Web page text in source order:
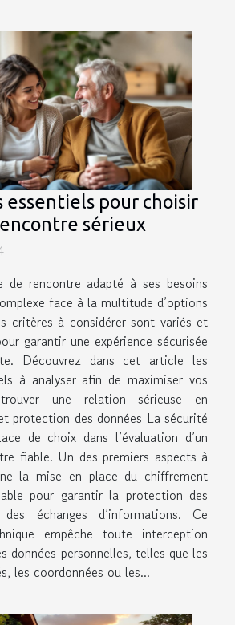
essentiels pour choisir
sérieux
de rencontre adapté à ses besoins
face à la multitude d’options
critères à considérer sont variés et
garantir une expérience sécurisée
Découvrez dans cet article les
à analyser afin de maximiser vos
une relation sérieuse en
protection des données La sécurité
de choix dans l’évaluation d’un
fiable. Un des premiers aspects à
la mise en place du chiffrement
pour garantir la protection des
échanges d’informations. Ce
empêche toute interception
données personnelles, telles que les
les coordonnées ou les...